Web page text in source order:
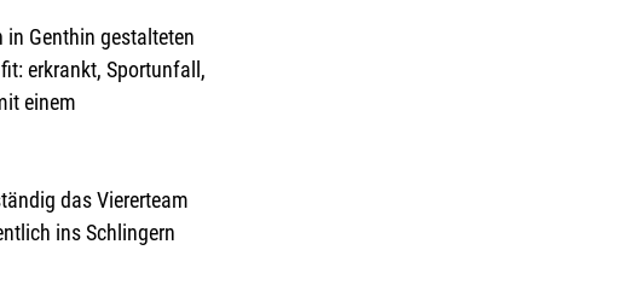
Genthin gestalteten
erkrankt, Sportunfall,
einem
das Viererteam
ins Schlingern